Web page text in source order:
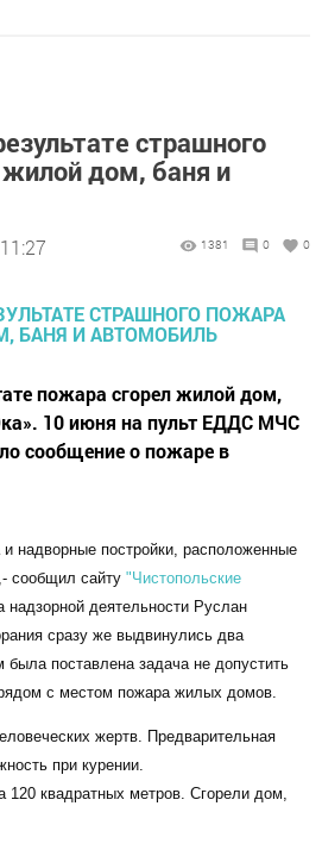
страшного
дом, баня и
1381 0 0
пожара сгорел жилой дом,
10 июня на пульт ЕДДС МЧС
сообщение о пожаре в
надворные постройки, расположенные
сообщил сайту "Чистопольские
надзорной деятельности Руслан
сразу же выдвинулись два
поставлена задача не допустить
с местом пожара жилых домов.
жертв. Предварительная
при курении.
120 квадратных метров. Сгорели дом,